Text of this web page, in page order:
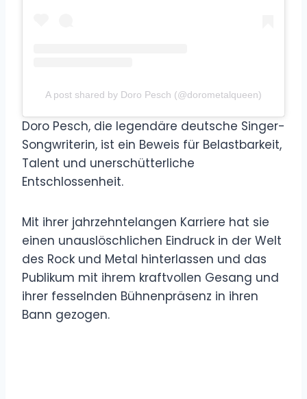
A post shared by Doro Pesch (@dorometalqueen)
Doro Pesch, die legendäre deutsche Singer-
Songwriterin, ist ein Beweis für Belastbarkeit,
Talent und unerschütterliche
Entschlossenheit.
Mit ihrer jahrzehntelangen Karriere hat sie
einen unauslöschlichen Eindruck in der Welt
des Rock und Metal hinterlassen und das
Publikum mit ihrem kraftvollen Gesang und
ihrer fesselnden Bühnenpräsenz in ihren
Bann gezogen.